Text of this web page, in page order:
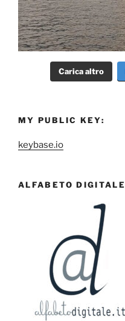
Carica altro
MY PUBLIC KEY:
keybase.io
ALFABETO DIGITALE